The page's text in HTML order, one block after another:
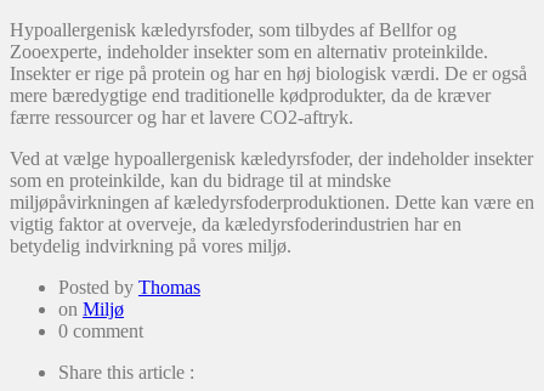
Hypoallergenisk kæledyrsfoder, som tilbydes af Bellfor og
Zooexperte, indeholder insekter som en alternativ proteinkilde.
Insekter er rige på protein og har en høj biologisk værdi. De er også
mere bæredygtige end traditionelle kødprodukter, da de kræver
færre ressourcer og har et lavere CO2-aftryk.
Ved at vælge hypoallergenisk kæledyrsfoder, der indeholder insekter
som en proteinkilde, kan du bidrage til at mindske
miljøpåvirkningen af ​​kæledyrsfoderproduktionen. Dette kan være en
vigtig faktor at overveje, da kæledyrsfoderindustrien har en
betydelig indvirkning på vores miljø.
Posted by Thomas
on Miljø
0 comment
Share this article :